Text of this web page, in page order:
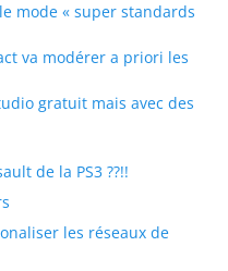
mode « super standards
va modérer a priori les
gratuit mais avec des
de la PS3 ??!!
les réseaux de